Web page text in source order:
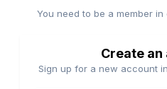
You need to be a member
Create
Sign up for a new account